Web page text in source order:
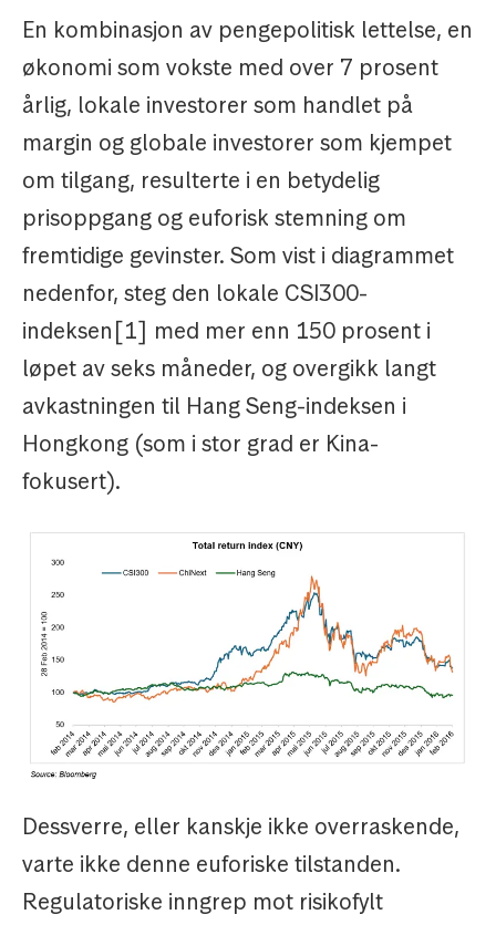
En kombinasjon av pengepolitisk lettelse, en
økonomi som vokste med over 7 prosent
årlig, lokale investorer som handlet på
margin og globale investorer som kjempet
om tilgang, resulterte i en betydelig
prisoppgang og euforisk stemning om
fremtidige gevinster. Som vist i diagrammet
nedenfor, steg den lokale CSI300-
indeksen[1] med mer enn 150 prosent i
løpet av seks måneder, og overgikk langt
avkastningen til Hang Seng-indeksen i
Hongkong (som i stor grad er Kina-
fokusert).
Dessverre, eller kanskje ikke overraskende,
varte ikke denne euforiske tilstanden.
Regulatoriske inngrep mot risikofylt